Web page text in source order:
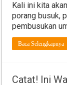
Kali ini kita
porang busuk,
pembusukan
Baca Selengkapnya
Catat! Ini